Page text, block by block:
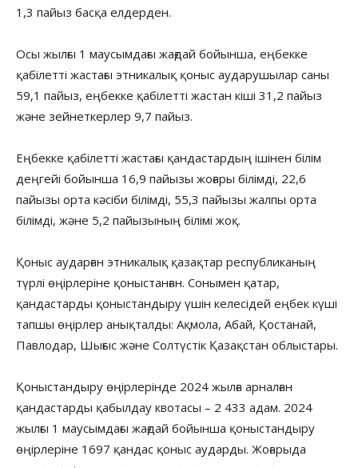
1,3 пайыз басқа елдерден.
Осы жылғы 1 маусымдағы жағдай бойынша, еңбекке
қабілетті жастағы этникалық қоныс аударушылар саны
59,1 пайыз, еңбекке қабілетті жастан кіші 31,2 пайыз
және зейнеткерлер 9,7 пайыз.
Еңбекке қабілетті жастағы қандастардың ішінен білім
деңгейі бойынша 16,9 пайызы жоғары білімді, 22,6
пайызы орта кәсіби білімді, 55,3 пайызы жалпы орта
білімді, және 5,2 пайызының білімі жоқ.
Қоныс аударған этникалық қазақтар республиканың
түрлі өңірлеріне қоныстанған. Сонымен қатар,
қандастарды қоныстандыру үшін келесідей еңбек күші
тапшы өңірлер анықталды: Ақмола, Абай, Қостанай,
Павлодар, Шығыс және Солтүстік Қазақстан облыстары.
Қоныстандыру өңірлерінде 2024 жылға арналған
қандастарды қабылдау квотасы – 2 433 адам. 2024
жылғы 1 маусымдағы жағдай бойынша қоныстандыру
өңірлеріне 1697 қандас қоныс аударды. Жоғарыда